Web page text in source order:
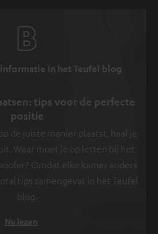
in het Teufel blog
tips voor de perfecte
positie
de juiste manier plaatst, haal je
Waar moet je op letten bij het
Omdat elke kamer anders
tips samengevat in het Teufel
blog.
Nu lezen